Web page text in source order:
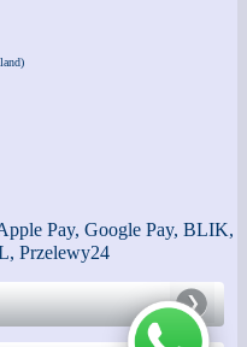
Pay, Google Pay, BLIK,
Przelewy24